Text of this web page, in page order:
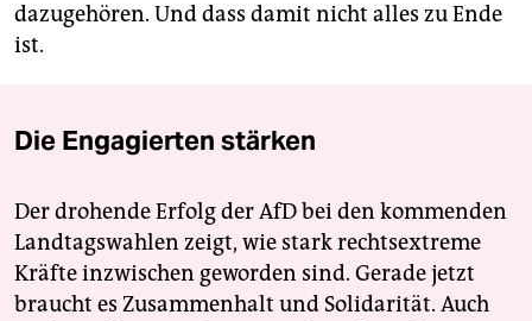
dazugehören. Und dass damit nicht alles zu Ende
ist.
Die Engagierten stärken
Der drohende Erfolg der AfD bei den kommenden
Landtagswahlen zeigt, wie stark rechtsextreme
Kräfte inzwischen geworden sind. Gerade jetzt
braucht es Zusammenhalt und Solidarität. Auch